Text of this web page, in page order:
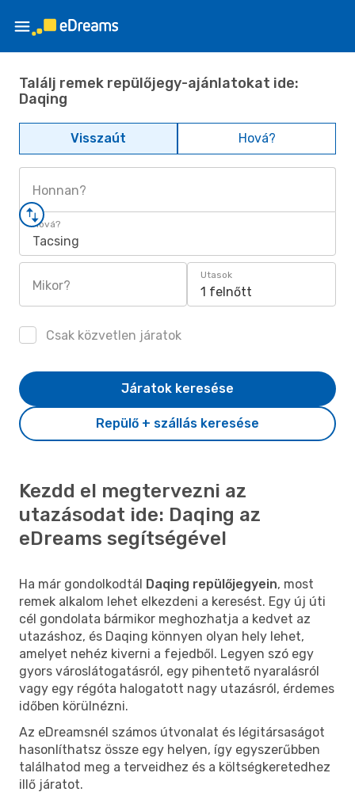
Találj remek repülőjegy-ajánlatokat ide:
Daqing
Visszaút Hová?
Honnan?
Hová?
Tacsing
Mikor?
Utasok
1 felnőtt
Csak közvetlen járatok
Repülő + szállás keresése
Járatok keresése
Kezdd el megtervezni az
utazásodat ide: Daqing az
eDreams segítségével
Ha már gondolkodtál Daqing repülőjegyein, most
remek alkalom lehet elkezdeni a keresést. Egy új úti
cél gondolata bármikor meghozhatja a kedvet az
utazáshoz, és Daqing könnyen olyan hely lehet,
amelyet nehéz kiverni a fejedből. Legyen szó egy
gyors városlátogatásról, egy pihentető nyaralásról
vagy egy régóta halogatott nagy utazásról, érdemes
időben körülnézni.
Az eDreamsnél számos útvonalat és légitársaságot
hasonlíthatsz össze egy helyen, így egyszerűbben
találhatod meg a terveidhez és a költségkeretedhez
illő járatot.